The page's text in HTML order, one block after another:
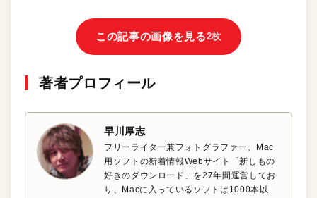
この記事の画像を見る2枚
著者プロフィール
早川厚志
フリーライター兼フォトグラファー。Mac
用ソフトの新着情報Webサイト「新しもの
好きのダウンロード」を27年間運営してお
り、Macに入っているソフトは1000本以